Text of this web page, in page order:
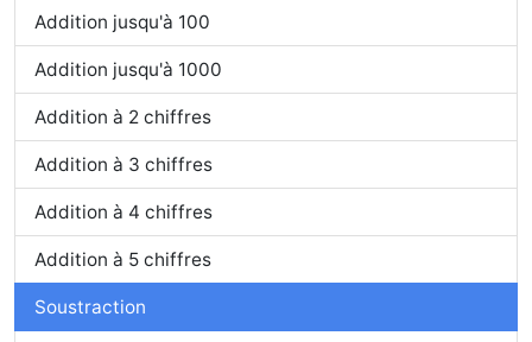
Addition jusqu'à 100
Addition jusqu'à 1000
Addition à 2 chiffres
Addition à 3 chiffres
Addition à 4 chiffres
Addition à 5 chiffres
Soustraction